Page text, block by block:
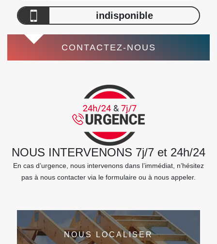
indisponible
CONTACTEZ-NOUS
NOUS INTERVENONS 7j/7 et 24h/24
En cas d’urgence, nous intervenons dans l’immédiat, n’hésitez
pas à nous contacter via le formulaire ou à nous appeler.
NOUS LOCALISER